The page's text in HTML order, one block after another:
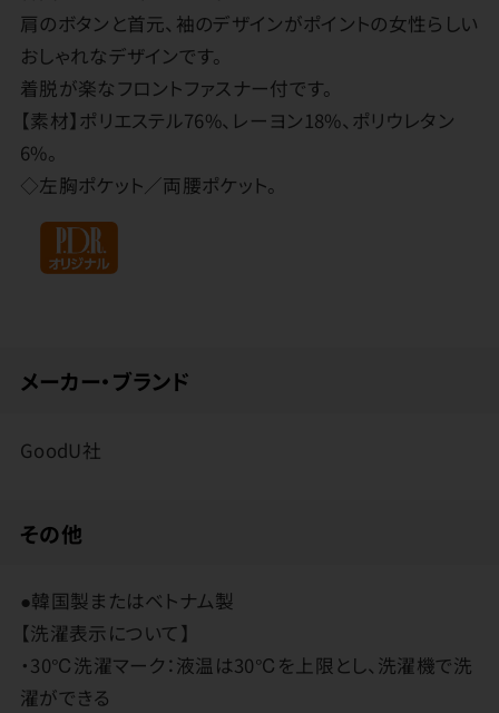
肩のボタンと首元、袖のデザインがポイントの女性らしい
おしゃれなデザインです。
着脱が楽なフロントファスナー付です。
【素材】ポリエステル76%、レーヨン18%、ポリウレタン
6%。
◇左胸ポケット／両腰ポケット。
メーカー・ブランド
GoodU社
その他
●韓国製またはベトナム製
【洗濯表示について】
・30℃洗濯マーク：液温は30℃を上限とし、洗濯機で洗
濯ができる